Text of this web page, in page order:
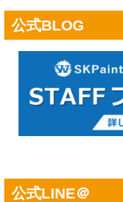
公式BLOG
公式LINE＠